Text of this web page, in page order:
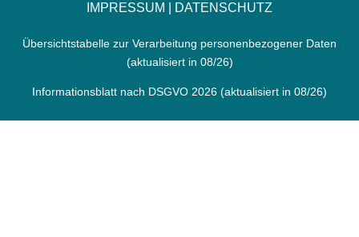
IMPRESSUM DATENSCHUTZ
Übersichtstabelle zur Verarbeitung personenbezogener Daten
(aktualisiert in 08/26)
Informationsblatt nach DSGVO 2026 (aktualisiert in 08/26)